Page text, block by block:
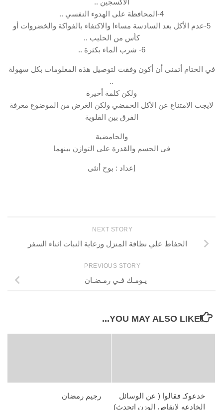
الأكسجين ..
4-المحافظة على الهدوء النفسي ..
5-عدم الأكل بعد السادسة مساءا والاكتفاء بالفواكة والخضروات أو
كأس من الحليب ..
6- شرب الماء بكثرة ..
في الختام أتمنى أن أكون وفقت لتوصيل هذه المعلومات بكل سهولة
..
ولكن كلمة أخيرة
لايجب الامتناع عن الأكل الحمضي ولكن الغرض من الموضوع معرفة
الفرق بين القلوية
والحامضية
فى الجسم والقدرة على التوازن بينهما
إعداد : بوح أنثى
NEXT STORY
الحفاظ علي نظافة المنزل ورعاية النبات اثناء السفر
PREVIOUS STORY
يـومـك فـي رمـضـان
YOU MAY ALSO LIKE...
رجيم رمضان
خدعوكـ فقالوا ( عن الوسائل
الخادعه لانقاص الوزن اتحدث)